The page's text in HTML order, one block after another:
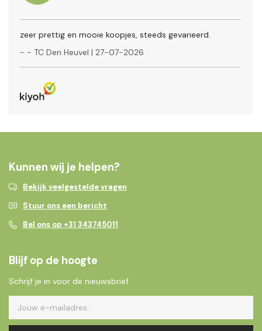
zeer prettig en mooie koopjes, steeds gevarieerd.
- - TC Den Heuvel | 27-07-2026
Kunnen wij je helpen?
Bekijk veelgestelde vragen
Stuur ons een bericht
Bel ons op +31 343745011
Blijf op de hoogte
Schrijf je in voor de nieuwsbrief